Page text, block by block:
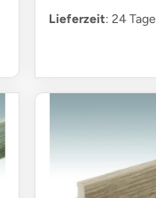
Lieferzeit: 24 Tage